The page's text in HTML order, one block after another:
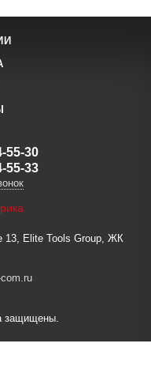
55-30
55-33
13, Elite Tools Group, ЖК
защищены.